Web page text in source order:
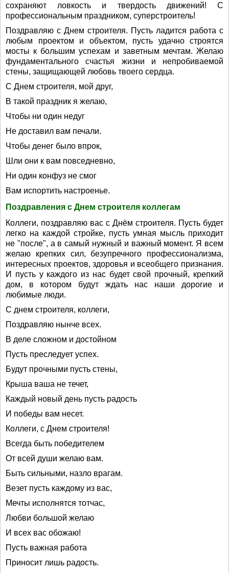
сохраняют ловкость и твердость движений! С
профессиональным праздником, суперстроитель!
Поздравляю с Днем строителя. Пусть ладится работа с
любым проектом и объектом, пусть удачно строятся
мосты к большим успехам и заветным мечтам. Желаю
фундаментального счастья жизни и непробиваемой
стены, защищающей любовь твоего сердца.
С Днем строителя, мой друг,
В такой праздник я желаю,
Чтобы ни один недуг
Не доставил вам печали.
Чтобы денег было впрок,
Шли они к вам повседневно,
Ни один конфуз не смог
Вам испортить настроенье.
Поздравления с Днем строителя коллегам
Коллеги, поздравляю вас с Днём строителя. Пусть будет
легко на каждой стройке, пусть умная мысль приходит
не "после", а в самый нужный и важный момент. Я всем
желаю крепких сил, безупречного профессионализма,
интересных проектов, здоровья и всеобщего признания.
И пусть у каждого из нас будет свой прочный, крепкий
дом, в котором будут ждать нас наши дорогие и
любимые люди.
С днем строителя, коллеги,
Поздравляю нынче всех.
В деле сложном и достойном
Пусть преследует успех.
Будут прочными пусть стены,
Крыша ваша не течет,
Каждый новый день пусть радость
И победы вам несет.
Коллеги, с Днем строителя!
Всегда быть победителем
От всей души желаю вам.
Быть сильными, назло врагам.
Везет пусть каждому из вас,
Мечты исполнятся тотчас,
Любви большой желаю
И всех вас обожаю!
Пусть важная работа
Приносит лишь радость.